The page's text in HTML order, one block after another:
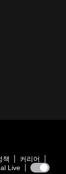
책
커리어
Live